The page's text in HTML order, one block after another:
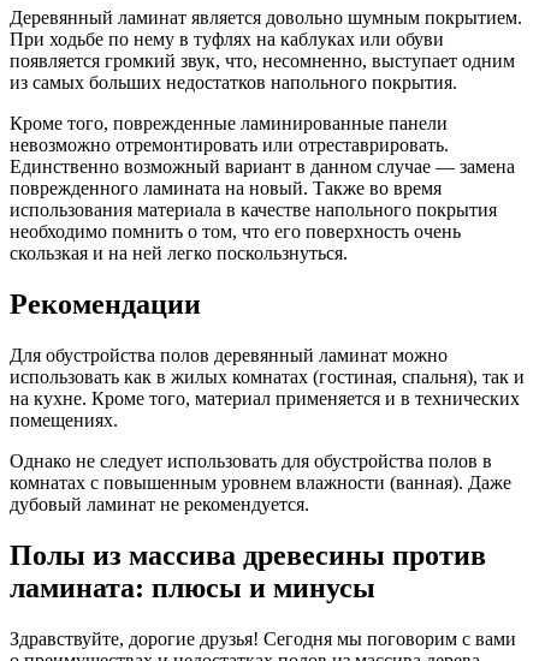
Деревянный ламинат является довольно шумным покрытием.
При ходьбе по нему в туфлях на каблуках или обуви
появляется громкий звук, что, несомненно, выступает одним
из самых больших недостатков напольного покрытия.
Кроме того, поврежденные ламинированные панели
невозможно отремонтировать или отреставрировать.
Единственно возможный вариант в данном случае — замена
поврежденного ламината на новый. Также во время
использования материала в качестве напольного покрытия
необходимо помнить о том, что его поверхность очень
скользкая и на ней легко поскользнуться.
Рекомендации
Для обустройства полов деревянный ламинат можно
использовать как в жилых комнатах (гостиная, спальня), так и
на кухне. Кроме того, материал применяется и в технических
помещениях.
Однако не следует использовать для обустройства полов в
комнатах с повышенным уровнем влажности (ванная). Даже
дубовый ламинат не рекомендуется.
Полы из массива древесины против
ламината: плюсы и минусы
Здравствуйте, дорогие друзья! Сегодня мы поговорим с вами